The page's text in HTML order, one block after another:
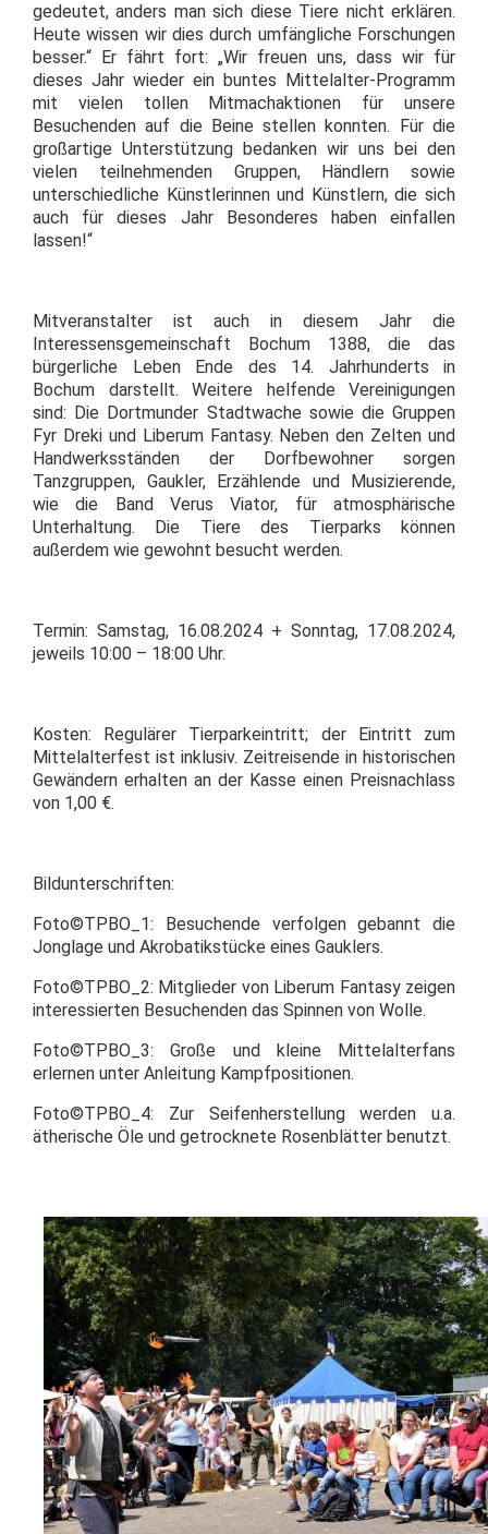
gedeutet, anders man sich diese Tiere nicht erklären.
Heute wissen wir dies durch umfängliche Forschungen
besser.“ Er fährt fort: „Wir freuen uns, dass wir für
dieses Jahr wieder ein buntes Mittelalter-Programm
mit vielen tollen Mitmachaktionen für unsere
Besuchenden auf die Beine stellen konnten. Für die
großartige Unterstützung bedanken wir uns bei den
vielen teilnehmenden Gruppen, Händlern sowie
unterschiedliche Künstlerinnen und Künstlern, die sich
auch für dieses Jahr Besonderes haben einfallen
lassen!“
Mitveranstalter ist auch in diesem Jahr die
Interessensgemeinschaft Bochum 1388, die das
bürgerliche Leben Ende des 14. Jahrhunderts in
Bochum darstellt. Weitere helfende Vereinigungen
sind: Die Dortmunder Stadtwache sowie die Gruppen
Fyr Dreki und Liberum Fantasy. Neben den Zelten und
Handwerksständen der Dorfbewohner sorgen
Tanzgruppen, Gaukler, Erzählende und Musizierende,
wie die Band Verus Viator, für atmosphärische
Unterhaltung. Die Tiere des Tierparks können
außerdem wie gewohnt besucht werden.
Termin: Samstag, 16.08.2024 + Sonntag, 17.08.2024,
jeweils 10:00 – 18:00 Uhr.
Kosten: Regulärer Tierparkeintritt; der Eintritt zum
Mittelalterfest ist inklusiv. Zeitreisende in historischen
Gewändern erhalten an der Kasse einen Preisnachlass
von 1,00 €.
Bildunterschriften:
Foto©TPBO_1: Besuchende verfolgen gebannt die
Jonglage und Akrobatikstücke eines Gauklers.
Foto©TPBO_2: Mitglieder von Liberum Fantasy zeigen
interessierten Besuchenden das Spinnen von Wolle.
Foto©TPBO_3: Große und kleine Mittelalterfans
erlernen unter Anleitung Kampfpositionen.
Foto©TPBO_4: Zur Seifenherstellung werden u.a.
ätherische Öle und getrocknete Rosenblätter benutzt.